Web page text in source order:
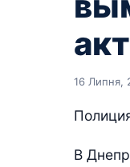
16 Липня,
В